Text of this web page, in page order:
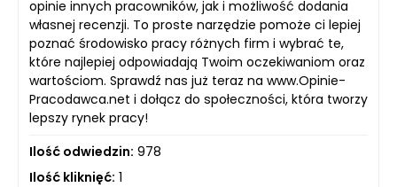
opinie innych pracowników, jak i możliwość dodania
własnej recenzji. To proste narzędzie pomoże ci lepiej
poznać środowisko pracy różnych firm i wybrać te,
które najlepiej odpowiadają Twoim oczekiwaniom oraz
wartościom. Sprawdź nas już teraz na www.Opinie-
Pracodawca.net i dołącz do społeczności, która tworzy
lepszy rynek pracy!
Ilość odwiedzin: 978
Ilość kliknięć: 1